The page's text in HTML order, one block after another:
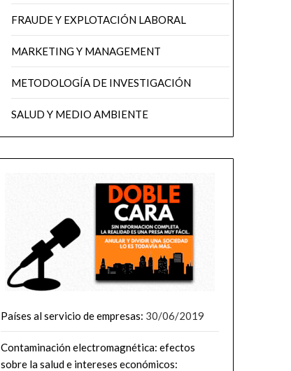
FRAUDE Y EXPLOTACIÓN LABORAL
MARKETING Y MANAGEMENT
METODOLOGÍA DE INVESTIGACIÓN
SALUD Y MEDIO AMBIENTE
Países al servicio de empresas: 30/06/2019
Contaminación electromagnética: efectos
sobre la salud e intereses económicos: